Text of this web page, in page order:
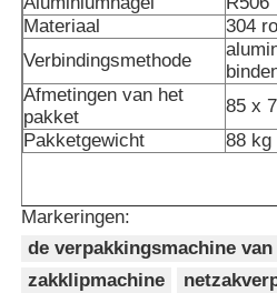
Horizontale
Verpakkingsmachine voor
Poeder verpakkingsmachine
Materiaal
304
Verbindingsmethode
Afmetingen van het
pakket
85 x
Pakketgewicht
88 kg
Markeringen:
de verpakkingsmachine
zakklipmachine